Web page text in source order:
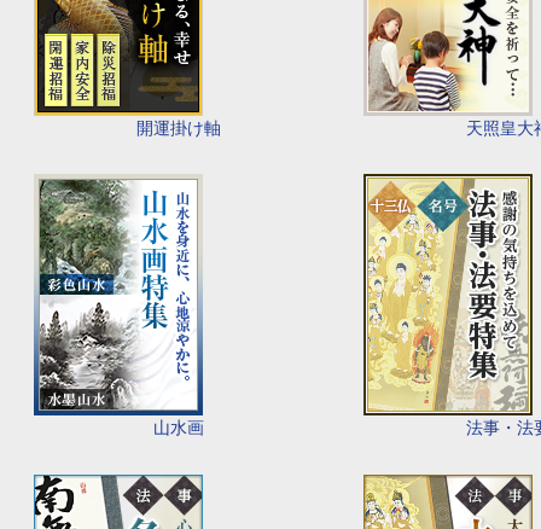
開運掛け軸 天照皇大
山水画 法事・法